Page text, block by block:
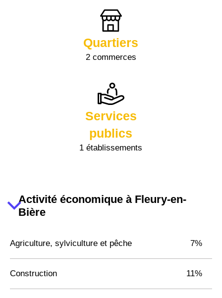
Quartiers
2 commerces
Services
publics
1 établissements
Activité économique à Fleury-en-
Bière
Agriculture, sylviculture et pêche 7%
Construction 11%